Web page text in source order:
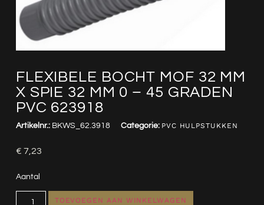
FLEXIBELE BOCHT MOF 32 MM
X SPIE 32 MM 0 – 45 GRADEN
PVC 623918
Artikelnr.: BKWS_62.3918 Categorie: PVC HULPSTUKKEN
€ 7,23
Aantal
TOEVOEGEN AAN WINKELWAGEN